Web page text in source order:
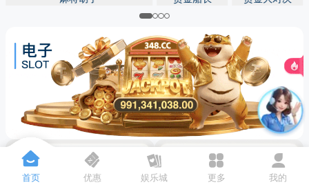
首页 优惠 娱乐城 更多 我的